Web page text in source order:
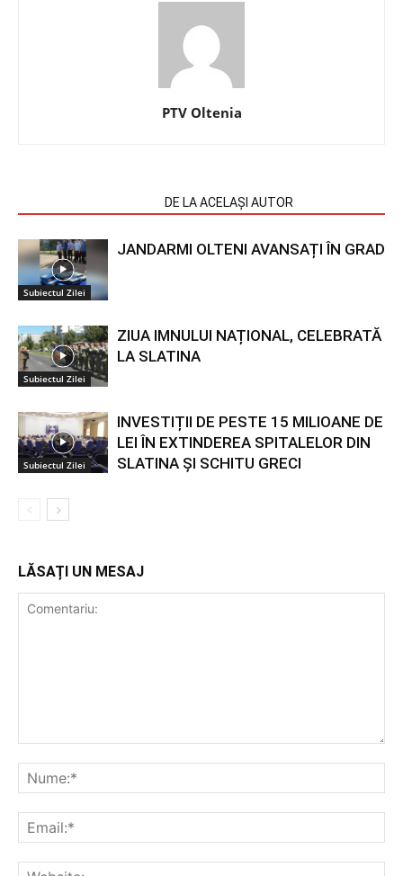
PTV Oltenia
DE LA ACELAȘI AUTOR
Subiectul Zilei
JANDARMI OLTENI AVANSAȚI ÎN GRAD
Subiectul Zilei
ZIUA IMNULUI NAȚIONAL, CELEBRATĂ
LA SLATINA
Subiectul Zilei
INVESTIȚII DE PESTE 15 MILIOANE DE
LEI ÎN EXTINDEREA SPITALELOR DIN
SLATINA ȘI SCHITU GRECI
LĂSAȚI UN MESAJ